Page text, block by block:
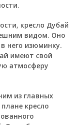
кресло Дубай
видом. Оно
него изюминку.
имеют свой
атмосферу
из главных
кресло